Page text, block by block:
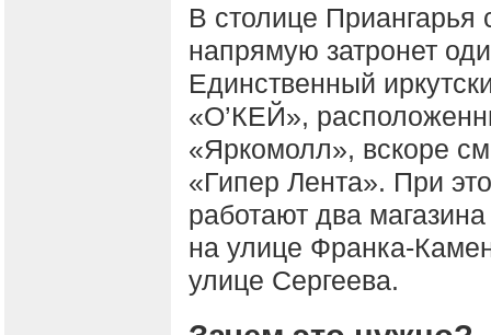
В столице Приангарья
напрямую затронет
Единственный
«О’КЕЙ»,
«Яркомолл», вскоре
«Гипер Лента». При
работают два
на улице Франка-
улице Сергеева.